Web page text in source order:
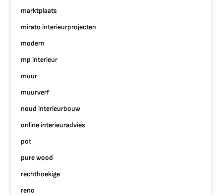
marktplaats
mirato interieurprojecten
modern
mp interieur
muur
muurverf
noud interieurbouw
online interieuradvies
pot
pure wood
rechthoekige
reno